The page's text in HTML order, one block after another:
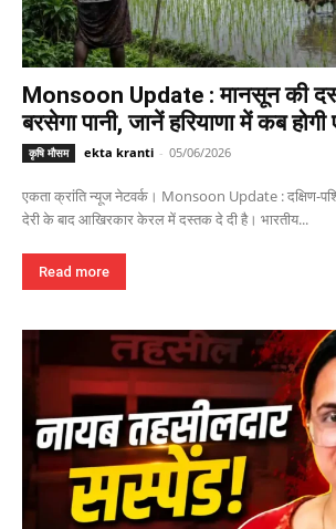
Monsoon Update : मानसून की
बरसेगा पानी, जानें हरियाणा में कब होगी
कृषि मौसम ekta kranti - 05/06/2026
एकता क्रांति न्यूज नेटवर्क। Monsoon Update : दक्षिण-
देरी के बाद आखिरकार केरल में दस्तक दे दी है। भारतीय...
Read more